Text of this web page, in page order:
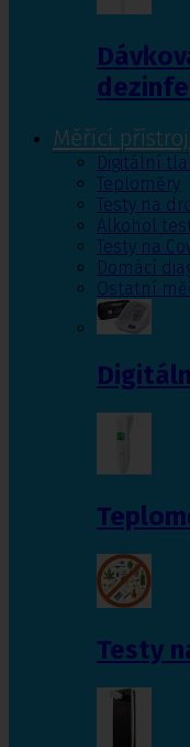
Měřící
Digitální
Teploměry
Testy na
Alkohol
Testy na
Domácí
Ostatní
Testy